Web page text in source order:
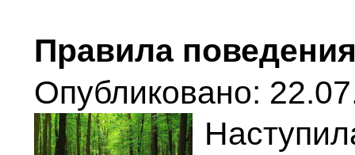
Правила
Опубликовано: